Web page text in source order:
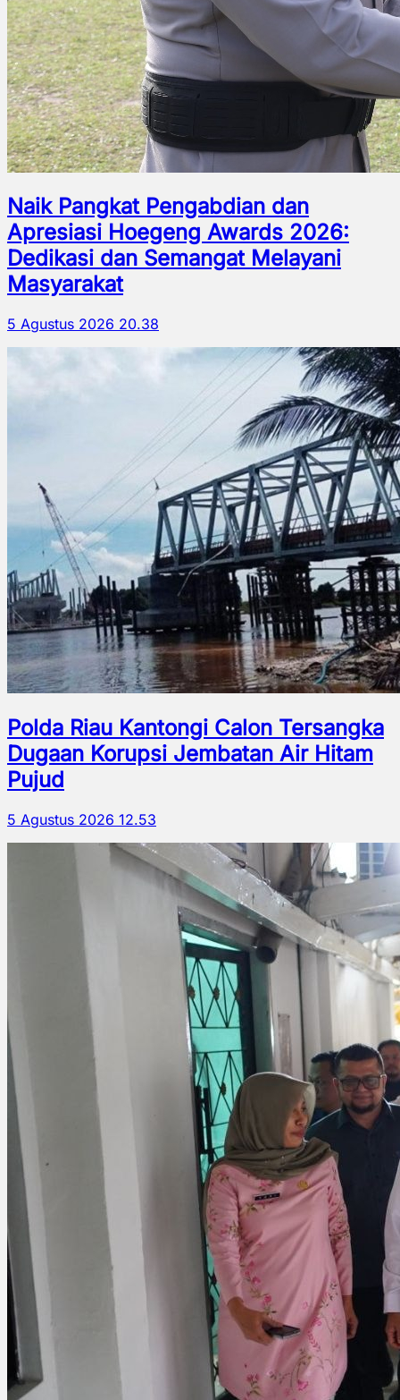
Naik Pangkat Pengabdian dan
Apresiasi Hoegeng Awards 2026:
Dedikasi dan Semangat Melayani
Masyarakat
5 Agustus 2026 20.38
Polda Riau Kantongi Calon Tersangka
Dugaan Korupsi Jembatan Air Hitam
Pujud
5 Agustus 2026 12.53